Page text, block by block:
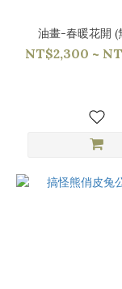
油畫-春暖花開 (
NT$2,300 ~